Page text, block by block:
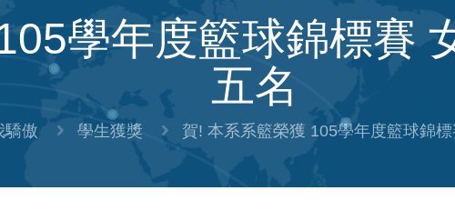
學年度籃球錦標賽
五名
驕傲 學生獲獎 賀! 本系系籃榮獲 105學年度籃球錦